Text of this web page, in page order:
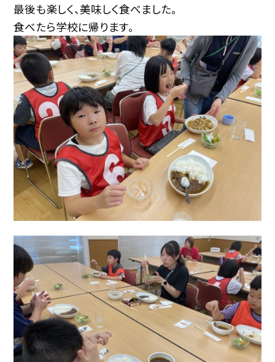
最後も楽しく、美味しく食べました。
食べたら学校に帰ります。